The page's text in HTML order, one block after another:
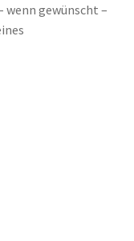
wenn gewünscht –